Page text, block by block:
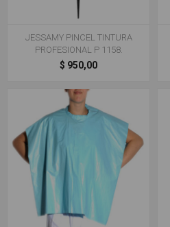
JESSAMY PINCEL TINTURA
PROFESIONAL P 1158.
$ 950,00